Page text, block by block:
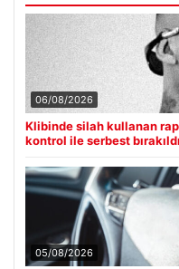
06/08/2026
Klibinde silah kullanan
kontrol ile serbest bırakıldı
05/08/2026